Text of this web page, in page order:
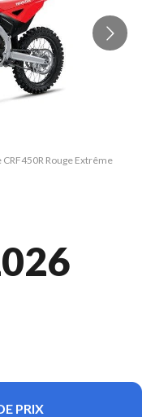
Rouge Extrême
PRIX